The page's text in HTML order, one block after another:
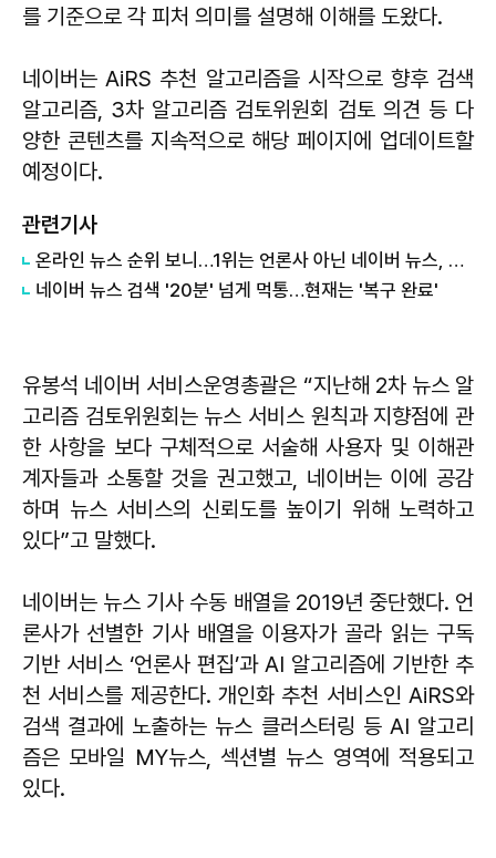
를 기준으로 각 피처 의미를 설명해 이해를 도왔다.
네이버는 AiRS 추천 알고리즘을 시작으로 향후 검색
알고리즘, 3차 알고리즘 검토위원회 검토 의견 등 다
양한 콘텐츠를 지속적으로 해당 페이지에 업데이트할
예정이다.
관련기사
온라인 뉴스 순위 보니…1위는 언론사 아닌 네이버 뉴스, 에펨코리아·동아일보 2·3위
네이버 뉴스 검색 '20분' 넘게 먹통…현재는 '복구 완료'
유봉석 네이버 서비스운영총괄은 “지난해 2차 뉴스 알
고리즘 검토위원회는 뉴스 서비스 원칙과 지향점에 관
한 사항을 보다 구체적으로 서술해 사용자 및 이해관
계자들과 소통할 것을 권고했고, 네이버는 이에 공감
하며 뉴스 서비스의 신뢰도를 높이기 위해 노력하고
있다”고 말했다.
네이버는 뉴스 기사 수동 배열을 2019년 중단했다. 언
론사가 선별한 기사 배열을 이용자가 골라 읽는 구독
기반 서비스 ‘언론사 편집’과 AI 알고리즘에 기반한 추
천 서비스를 제공한다. 개인화 추천 서비스인 AiRS와
검색 결과에 노출하는 뉴스 클러스터링 등 AI 알고리
즘은 모바일 MY뉴스, 섹션별 뉴스 영역에 적용되고
있다.